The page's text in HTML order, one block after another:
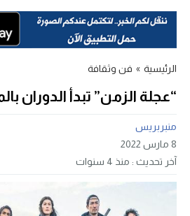
الرئيسية » فن وثقافة
“عجلة الزمن” تبدأ الدوران
منبربريس
8 مارس 2022
آخر تحديث : منذ 4 سنوات